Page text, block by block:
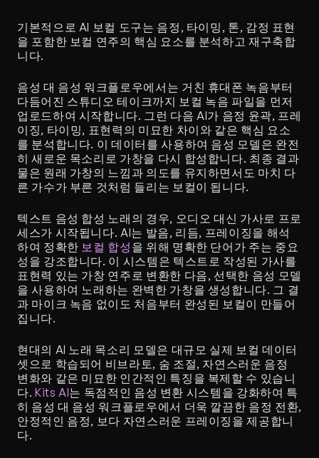
기본적으로 AI 보컬 도구는 음정, 타이밍, 톤, 감정 표현
을 포함한 보컬 연주의 핵심 요소를 분석하고 재구축합
니다.
음성 대 음성 워크플로우에서는 거친 휴대폰 녹음부터
다듬어진 스튜디오 테이크까지 보컬 녹음 파일을 먼저
업로드하여 시작합니다. 그런 다음 AI가 음정 윤곽, 프레
이징, 타이밍, 표현력의 미묘한 차이와 같은 핵심 요소
를 분석합니다. 이 데이터를 사용하여 음성 모델은 완전
히 새로운 목소리로 가창을 다시 합성합니다. 최종 결과
물은 원래 가창의 느낌과 의도를 유지하면서도 마치 다
른 가수가 부른 것처럼 들리는 보컬이 됩니다.
텍스트 음성 합성 노래의 경우, 오디오 대신 가사로 프로
세스가 시작됩니다. AI는 발음, 리듬, 프레이징을 해석
하여 정확한 보컬 합성 을 위해 명확한 단어가 주는 중요
성을 강조합니다. 이 시스템은 텍스트로 작성된 가사를
표현력 있는 가창 연주로 변환한 다음, 선택한 음성 모델
을 사용하여 노래하는 완벽한 가창을 생성합니다. 그 결
과 마이크 녹음 없이도 처음부터 완성된 보컬이 만들어
집니다.
현대의 AI 노래 목소리 모델은 대규모 실제 보컬 데이터
셋으로 학습되어 비브라토, 숨 조절, 자연스러운 음정
변화와 같은 미묘한 인간적인 특징을 복제할 수 있습니
다. Kits AI는 독점적인 음성 변환 시스템을 강화하여 특
히 음성 대 음성 워크플로우에서 더욱 깔끔한 음정 전환,
안정적인 음정, 보다 자연스러운 프레이징을 제공합니
다.